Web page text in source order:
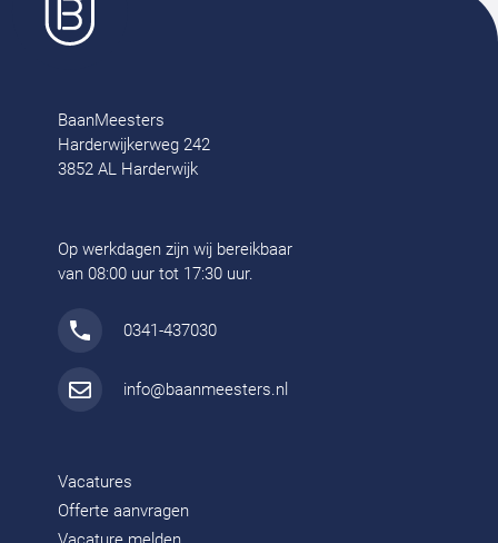
BaanMeesters
Harderwijkerweg 242
3852 AL Harderwijk
Op werkdagen zijn wij bereikbaar
van 08:00 uur tot 17:30 uur.
0341-437030
info@baanmeesters.nl
Vacatures
Offerte aanvragen